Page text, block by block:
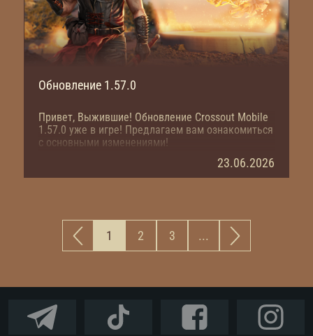
Обновление 1.57.0
Привет, Выжившие! Обновление Crossout Mobile
1.57.0 уже в игре! Предлагаем вам ознакомиться
с основными изменениями!
23.06.2026
1 2 3 ...